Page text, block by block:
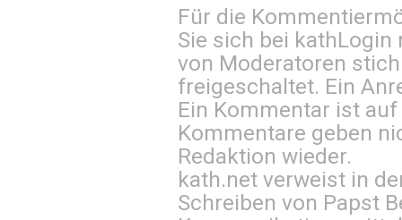
Für die
Sie sich bei kathLogin
von Moderatoren
freigeschaltet. Ein
Ein Kommentar ist
Kommentare geben
Redaktion wieder.
kath.net verweist in
Schreiben von Papst